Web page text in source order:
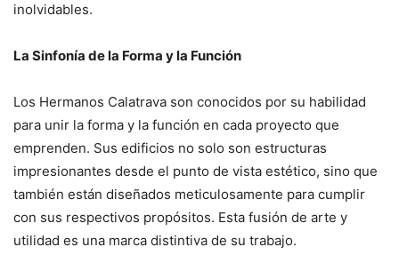
inolvidables.
La Sinfonía de la Forma y la Función
Los Hermanos Calatrava son conocidos por su habilidad
para unir la forma y la función en cada proyecto que
emprenden. Sus edificios no solo son estructuras
impresionantes desde el punto de vista estético, sino que
también están diseñados meticulosamente para cumplir
con sus respectivos propósitos. Esta fusión de arte y
utilidad es una marca distintiva de su trabajo.